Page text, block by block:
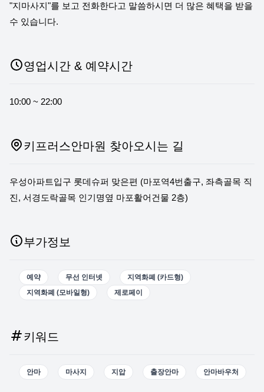
"지마사지"를 보고 전화한다고 말씀하시면 더 많은 혜택을 받을
수 있습니다.
영업시간 & 예약시간
10:00 ~ 22:00
키프러스안마원 찾아오시는 길
우성아파트입구 롯데슈퍼 맞은편 (마포역4번출구, 좌측골목 직
진, 서경도락골목 인기명옆 마포활어건물 2층)
부가정보
예약 무선 인터넷
지역화폐 (카드형)
지역화폐 (모바일형)
제로페이
키워드
안마 마사지 지압 출장안마 안마바우처